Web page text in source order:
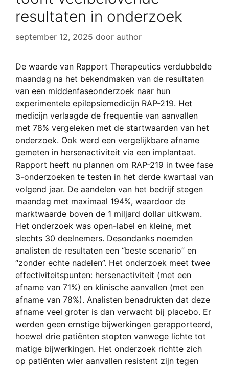
resultaten in onderzoek
september 12, 2025 door author
De waarde van Rapport Therapeutics verdubbelde
maandag na het bekendmaken van de resultaten
van een middenfaseonderzoek naar hun
experimentele epilepsiemedicijn RAP-219. Het
medicijn verlaagde de frequentie van aanvallen
met 78% vergeleken met de startwaarden van het
onderzoek. Ook werd een vergelijkbare afname
gemeten in hersenactiviteit via een implantaat.
Rapport heeft nu plannen om RAP-219 in twee fase
3-onderzoeken te testen in het derde kwartaal van
volgend jaar. De aandelen van het bedrijf stegen
maandag met maximaal 194%, waardoor de
marktwaarde boven de 1 miljard dollar uitkwam.
Het onderzoek was open-label en kleine, met
slechts 30 deelnemers. Desondanks noemden
analisten de resultaten een “beste scenario” en
“zonder echte nadelen”. Het onderzoek meet twee
effectiviteitspunten: hersenactiviteit (met een
afname van 71%) en klinische aanvallen (met een
afname van 78%). Analisten benadrukten dat deze
afname veel groter is dan verwacht bij placebo. Er
werden geen ernstige bijwerkingen gerapporteerd,
hoewel drie patiënten stopten vanwege lichte tot
matige bijwerkingen. Het onderzoek richtte zich
op patiënten wier aanvallen resistent zijn tegen